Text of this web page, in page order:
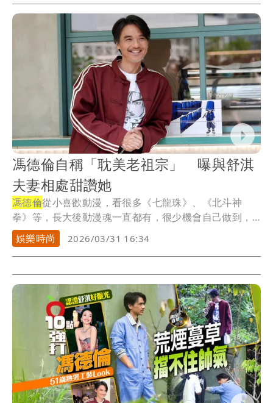
馮德倫自稱「耽美老祖宗」 曝與舒淇
夫妻相處甜讚她
馮德倫從小喜歡動漫，看很多《七龍珠》、《北斗神
拳》等，長大後動漫魂一直都有，很少機會自己做到，
「動漫...
娛樂時尚 2026/03/31 16:34